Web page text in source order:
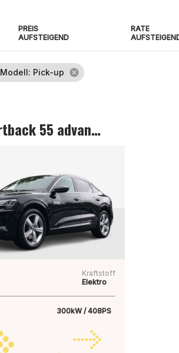
PREIS
AUFSTEIGEND
RATE
Modell: Pick-up cancel
e-tron Sportback 55 advanced
Kraftstoff
Elektro
300kW / 408PS